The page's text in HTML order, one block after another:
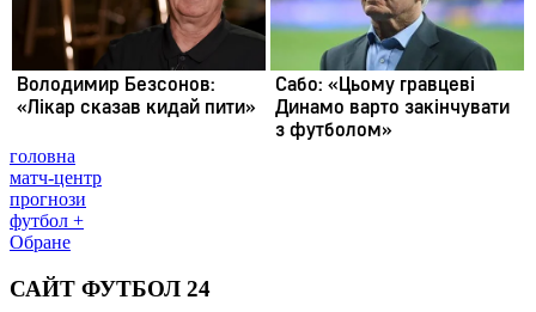
головна
матч-центр
прогнози
футбол +
Обране
САЙТ ФУТБОЛ 24